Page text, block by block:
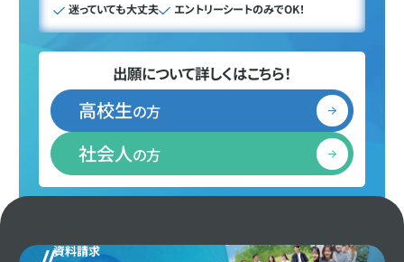
迷っていても大丈夫
エントリーシートのみでOK！
出願について詳しくはこちら！
高校生の方
社会人の方
資料請求